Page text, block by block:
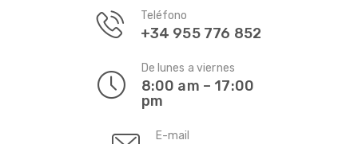
Teléfono
+34 955 776 852
De lunes a viernes
8:00 am – 17:00
pm
E-mail